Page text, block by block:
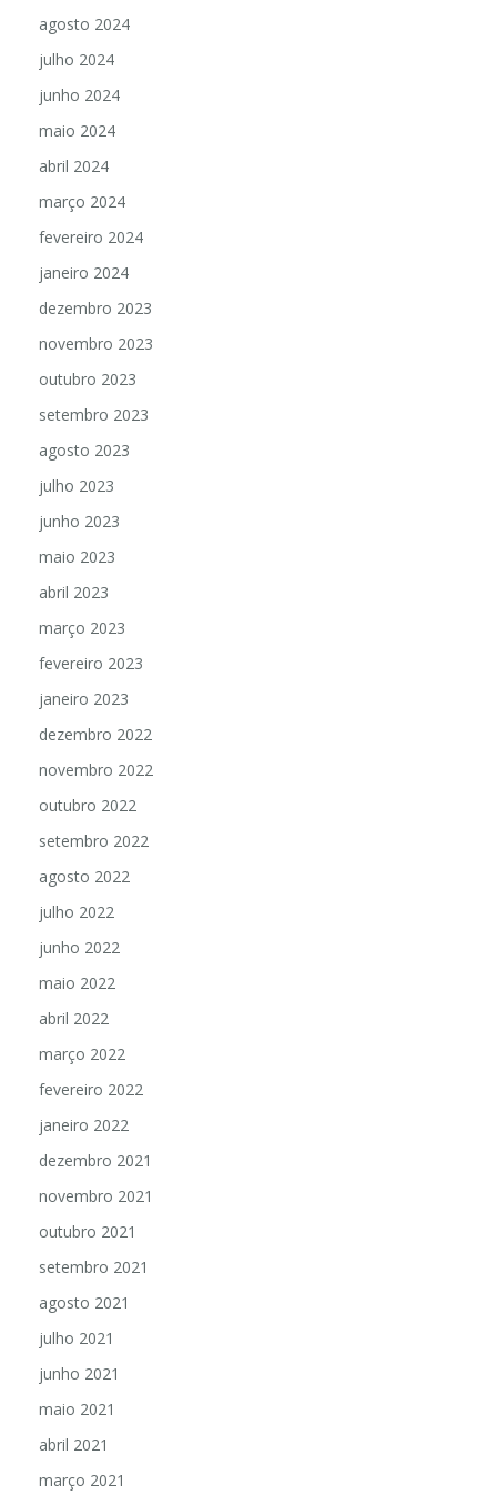
agosto 2024
julho 2024
junho 2024
maio 2024
abril 2024
março 2024
fevereiro 2024
janeiro 2024
dezembro 2023
novembro 2023
outubro 2023
setembro 2023
agosto 2023
julho 2023
junho 2023
maio 2023
abril 2023
março 2023
fevereiro 2023
janeiro 2023
dezembro 2022
novembro 2022
outubro 2022
setembro 2022
agosto 2022
julho 2022
junho 2022
maio 2022
abril 2022
março 2022
fevereiro 2022
janeiro 2022
dezembro 2021
novembro 2021
outubro 2021
setembro 2021
agosto 2021
julho 2021
junho 2021
maio 2021
abril 2021
março 2021